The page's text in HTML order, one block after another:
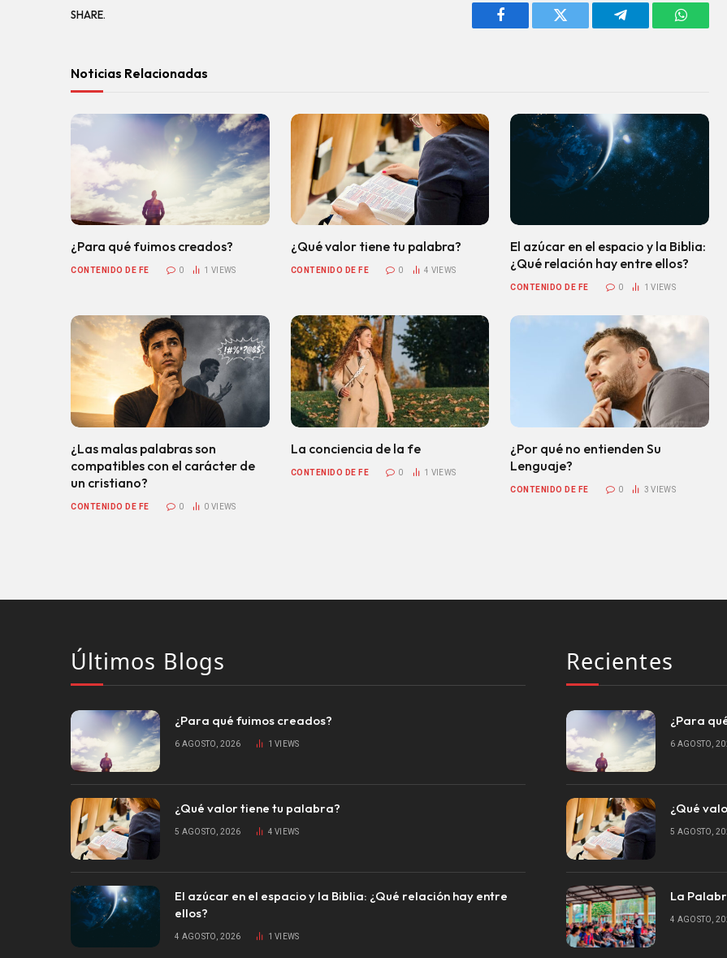
SHARE.
Facebook Twitter Telegram
Noticias Relacionadas
¿Para qué fuimos creados?
CONTENIDO DE FE 0 1VIEWS
¿Qué valor tiene tu palabra?
CONTENIDO DE FE 0 4 VIEWS
El azúcar en el espacio y la Biblia:
¿Qué relación hay entre ellos?
CONTENIDO DE FE 0 1VIEWS
¿Las malas palabras son
compatibles con el carácter de
un cristiano?
CONTENIDO DE FE 0 0VIEWS
La conciencia de la fe
CONTENIDO DE FE 0 1 VIEWS
¿Por qué no entienden Su
Lenguaje?
CONTENIDO DE FE 0 3VIEWS
Últimos Blogs
¿Para qué fuimos creados?
6 AGOSTO, 2026 1VIEWS
¿Qué valor tiene tu palabra?
5 AGOSTO, 2026 4VIEWS
El azúcar en el espacio y la Biblia: ¿Qué relación hay entre
ellos?
4 AGOSTO, 2026 1VIEWS
Recientes
¿Para
6 AGOSTO,
¿Qué
5 AGOSTO,
La
4 AGOSTO,